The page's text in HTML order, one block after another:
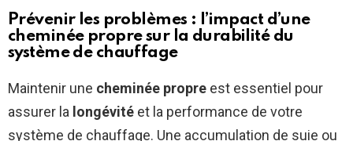
Prévenir les problèmes : l’impact d’une
cheminée propre sur la durabilité du
système de chauffage
Maintenir une cheminée propre est essentiel pour
assurer la longévité et la performance de votre
système de chauffage. Une accumulation de suie ou